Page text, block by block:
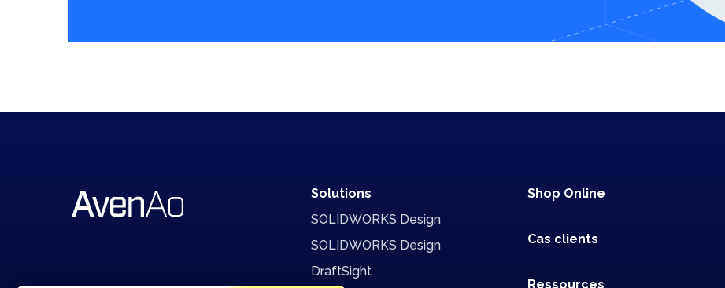
Solutions
SOLIDWORKS Design
SOLIDWORKS Design
DraftSight
Shop Online
Cas clients
Ressources